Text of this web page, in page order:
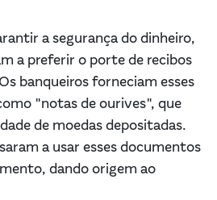
a segurança do dinheiro,
a preferir o porte de recibos
banqueiros forneciam esses
"notas de ourives", que
de moedas depositadas.
a usar esses documentos
dando origem ao